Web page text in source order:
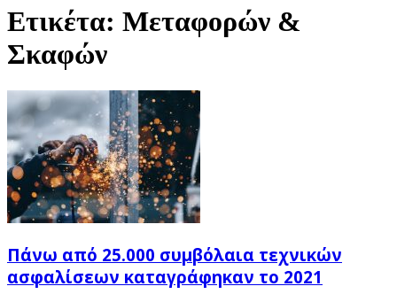
Ετικέτα: Μεταφορών &
Σκαφών
Πάνω από 25.000 συμβόλαια τεχνικών
ασφαλίσεων καταγράφηκαν το 2021